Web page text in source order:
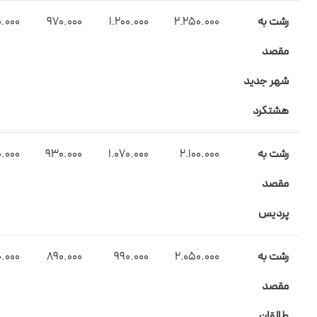
رشت به
مقصد
شهر جدید
هشتگرد
2.250.000
1.200.000
970.000
رشت به
مقصد
پردیس
2.100.000
1.070.000
930.000
رشت به
مقصد
2.050.000
990.000
890.000